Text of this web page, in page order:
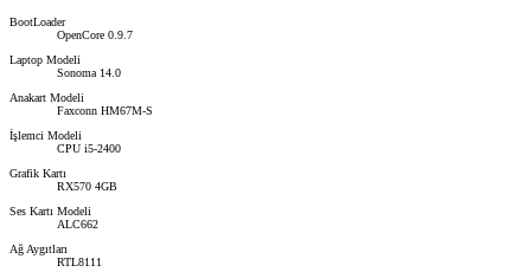
BootLoader
OpenCore 0.9.7
Laptop Modeli
Sonoma 14.0
Anakart Modeli
Faxconn HM67M-S
İşlemci Modeli
CPU i5-2400
Grafik Kartı
RX570 4GB
Ses Kartı Modeli
ALC662
Ağ Aygıtları
RTL8111